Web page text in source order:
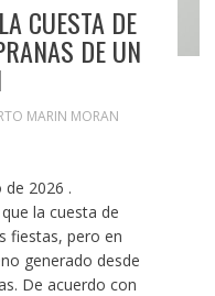
CUESTA DE
DE UN
MARIN MORAN
de 2026 .
la cuesta de
fiestas, pero en
generado desde
De acuerdo con